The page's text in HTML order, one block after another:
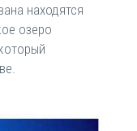
находятся
озеро